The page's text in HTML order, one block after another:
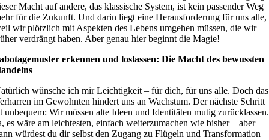
Macht auf andere, das klassische System, ist kein passender Weg
für die Zukunft. Und darin liegt eine Herausforderung für uns alle,
wir plötzlich mit Aspekten des Lebens umgehen müssen, die wir
verdrängt haben. Aber genau hier beginnt die Magie!
erkennen und loslassen: Die Macht des bewussten
wünsche ich mir Leichtigkeit – für dich, für uns alle. Doch das
im Gewohnten hindert uns an Wachstum. Der nächste Schritt
unbequem: Wir müssen alte Ideen und Identitäten mutig zurücklassen.
es wäre am leichtesten, einfach weiterzumachen wie bisher – aber
würdest du dir selbst den Zugang zu Flügeln und Transformation